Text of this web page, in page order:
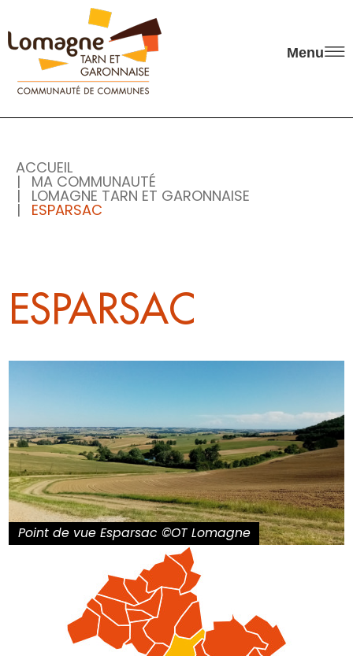
Panneau de gestion des cookies
Menu
ACCUEIL
MA COMMUNAUTÉ
LOMAGNE TARN ET GARONNAISE
ESPARSAC
ESPARSAC
Point de vue Esparsac ©OT Lomagne